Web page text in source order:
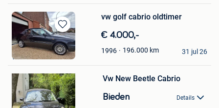
Bewaren
in
Mijn
Favorieten
vw golf cabrio oldtimer
€ 4.000,-
1996 196.000 km
Baert Michael
Wielsbeke
31 jul 26
in
Mijn
Favorieten
Vw New Beetle Cabrio
Bieden Details